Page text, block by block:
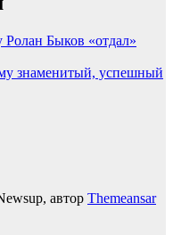
Ролан Быков «отдал»
знаменитый, успешный
автор Themeansar